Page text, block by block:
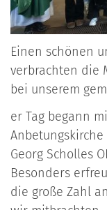
Einen schönen
verbrachten die
bei unserem
er Tag begann
Georg Scholles
Besonders
die große Zahl